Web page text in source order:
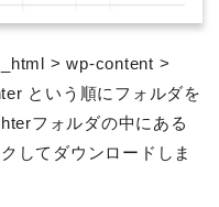
> wp-content >
という順にフォルダを
フォルダの中にある
してダウンロードしま